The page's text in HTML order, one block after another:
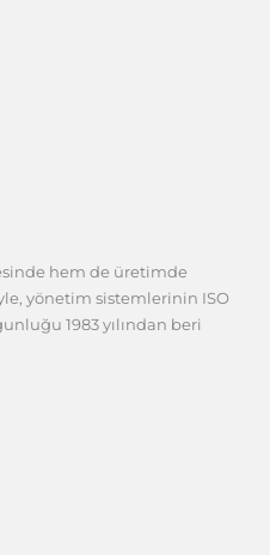
hem de üretimde
yönetim sistemlerinin ISO
1983 yılından beri